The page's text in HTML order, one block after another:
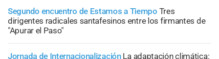
Segundo encuentro de Estamos a Tiempo Tres
dirigentes radicales santafesinos entre los firmantes de
"Apurar el Paso"
Jornada de Internacionalización La adaptación climática: